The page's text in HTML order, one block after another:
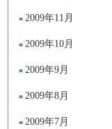
2009年11月
2009年10月
2009年9月
2009年8月
2009年7月